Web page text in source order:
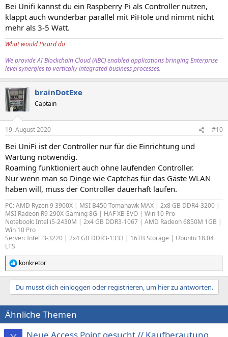
Bei Unifi kannst du ein Raspberry Pi als Controller nutzen,
klappt auch wunderbar parallel mit PiHole und nimmt nicht
mehr als 3-5 Watt.
What would Picard do
We provide AI Blockchain Cloud (ABC) enabled applications bringing Enterprise
level synergies to vertically integrated business processes.
brainDotExe
Captain
19. August 2020 #10
Bei UniFi ist der Controller nur für die Einrichtung und
Wartung notwendig.
Roaming funktioniert auch ohne laufenden Controller.
Nur wenn man so Dinge wie Captchas für das Gäste WLAN
haben will, muss der Controller dauerhaft laufen.
PC: AMD Ryzen 9 3900X | MSI B450 Tomahawk MAX | 2x8 GB DDR4-3200 |
MSI Radeon R9 290X Gaming 8G | HAF XB EVO | Win 10 Pro
Notebook: Intel i5-2430M | 2x4 GB DDR3-1067 | AMD Radeon 6850M 1GB |
Win 10 Pro
Server: Intel i3-3220 | 2x4 GB DDR3-1333 | 16TB Storage | Ubuntu 18.04
LTS
R
e
a
i
o
n
e
konkretor
Du musst dich einloggen oder registrieren, um hier zu antworten.
Ähnliche Themen